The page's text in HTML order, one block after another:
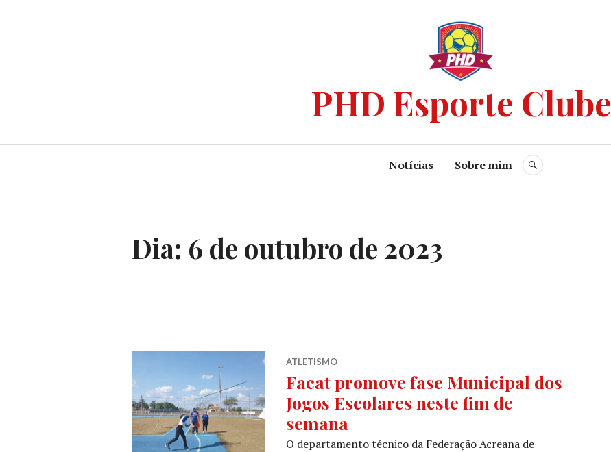
PHD Esporte Clube
Notícias Sobre mim
Dia: 6 de outubro de 2023
ATLETISMO
Facat promove fase Municipal dos
Jogos Escolares neste fim de
semana
O departamento técnico da Federação Acreana de